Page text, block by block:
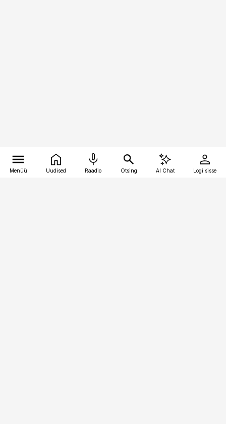
Menüü Uudised Raadio Otsing AI Chat Logi sisse